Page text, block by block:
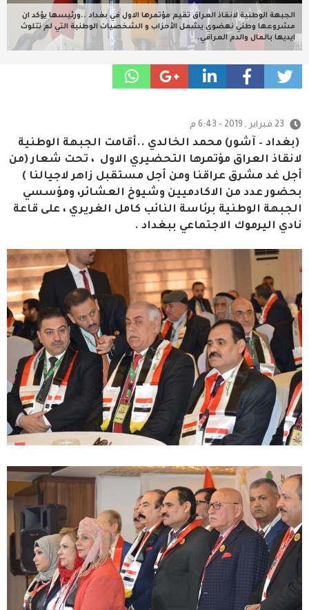
الجبهة الوطنية لانقاذ العراق تقيم مؤتمرها الاول في بغداد ..ورئيسها يؤكد ان
مشروعها وطني نهضوي يشمل الأحزاب و الشخصيات الوطنية التي لم تتلوث
ايديها بالمال والدم العراقي.
23 فبراير , 2019 - 6:43 م
(بغداد – آشور) محمد الخالدي ..أقامت الجبهة الوطنية
لانقاذ العراق مؤتمرها التحضيري الاول ، تحت شعار (من
أجل غد مشرق عراقنا ومن أجل مستقبل زاهر لاجيالنا )
بحضور عدد من الاكادميين وشيوخ العشائر، ومؤسسي
الجبهة الوطنية برئاسة النائب كامل الغريري ، على قاعة
نادي اليرموك الاجتماعي ببغداد .